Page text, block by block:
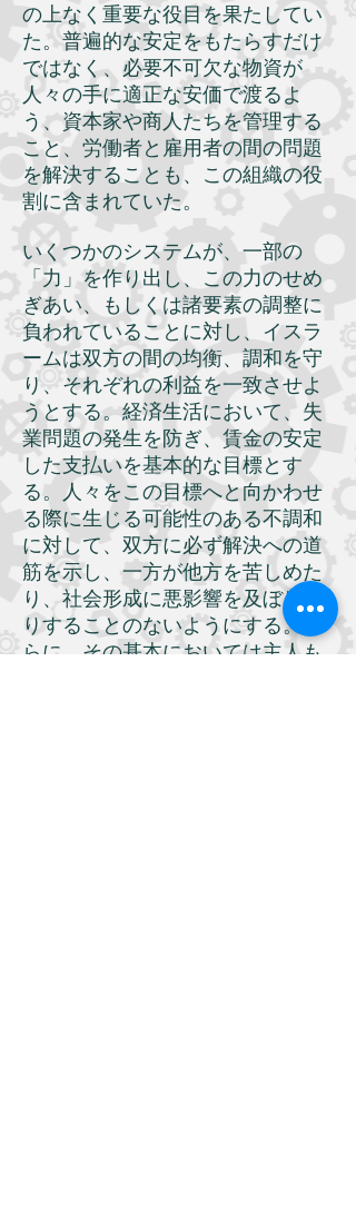
の上なく重要な役目を果たしてい
た。普遍的な安定をもたらすだけ
ではなく、必要不可欠な物資が
人々の手に適正な安価で渡るよ
う、資本家や商人たちを管理する
こと、労働者と雇用者の間の問題
を解決することも、この組織の役
割に含まれていた。
いくつかのシステムが、一部の
「力」を作り出し、この力のせめ
ぎあい、もしくは諸要素の調整に
負われていることに対し、イスラ
ームは双方の間の均衡、調和を守
り、それぞれの利益を一致させよ
うとする。経済生活において、失
業問題の発生を防ぎ、賃金の安定
した支払いを基本的な目標とす
る。人々をこの目標へと向かわせ
る際に生じる可能性のある不調和
に対して、双方に必ず解決への道
筋を示し、一方が他方を苦しめた
り、社会形成に悪影響を及ぼした
りすることのないようにする。さ
らに、その基本においては主人も